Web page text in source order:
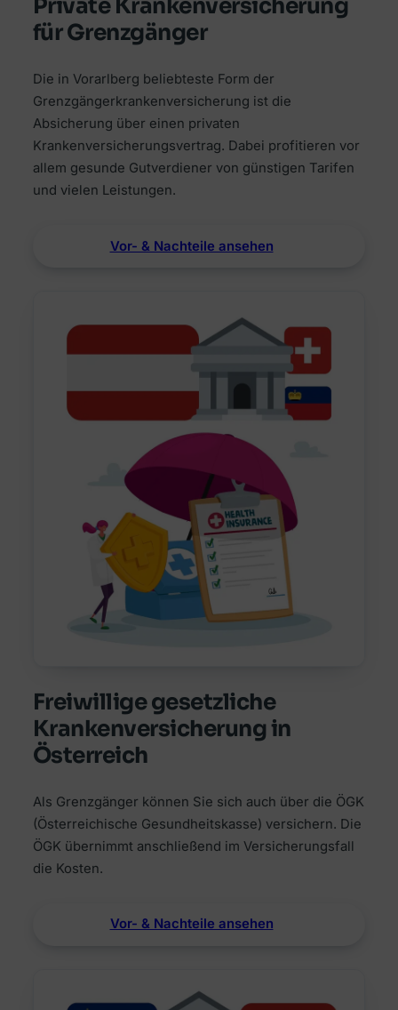
Private Krankenversicherung
für Grenzgänger
Die in Vorarlberg beliebteste Form der
Grenzgängerkrankenversicherung ist die
Absicherung über einen privaten
Krankenversicherungsvertrag. Dabei profitieren vor
allem gesunde Gutverdiener von günstigen Tarifen
und vielen Leistungen.
Vor- & Nachteile ansehen
Freiwillige gesetzliche
Krankenversicherung in
Österreich
Als Grenzgänger können Sie sich auch über die ÖGK
(Österreichische Gesundheitskasse) versichern. Die
ÖGK übernimmt anschließend im Versicherungsfall
die Kosten.
Vor- & Nachteile ansehen